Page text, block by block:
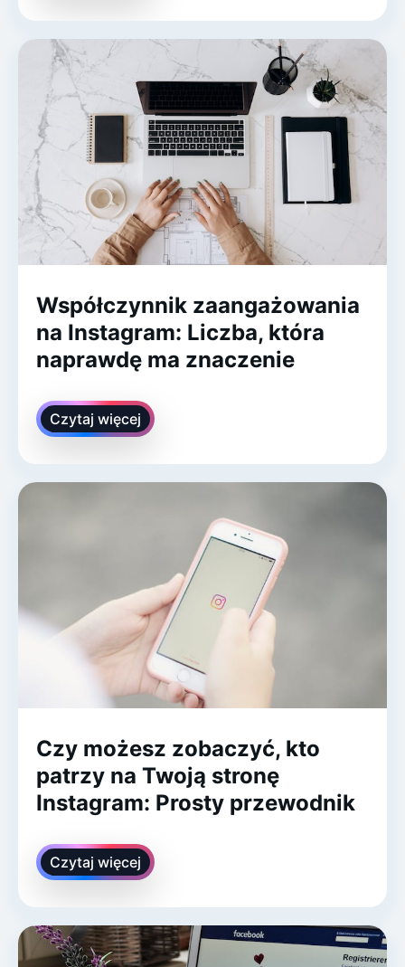
Współczynnik zaangażowania
na Instagram: Liczba, która
naprawdę ma znaczenie
Czytaj więcej
Czy możesz zobaczyć, kto
patrzy na Twoją stronę
Instagram: Prosty przewodnik
Czytaj więcej